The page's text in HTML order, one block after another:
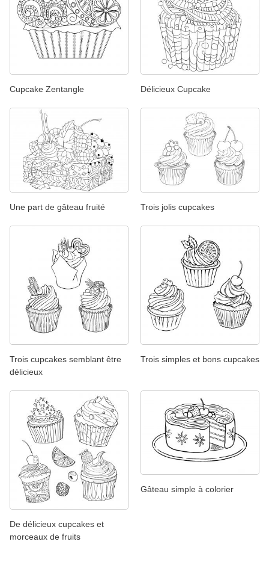
Cupcake Zentangle Délicieux Cupcake
Une part de gâteau fruité Trois jolis cupcakes
Trois cupcakes semblant être
délicieux
Trois simples et bons cupcakes
De délicieux cupcakes et
morceaux de fruits
Gâteau simple à colorier